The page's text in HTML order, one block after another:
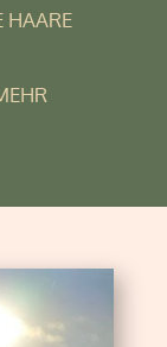
HAARE